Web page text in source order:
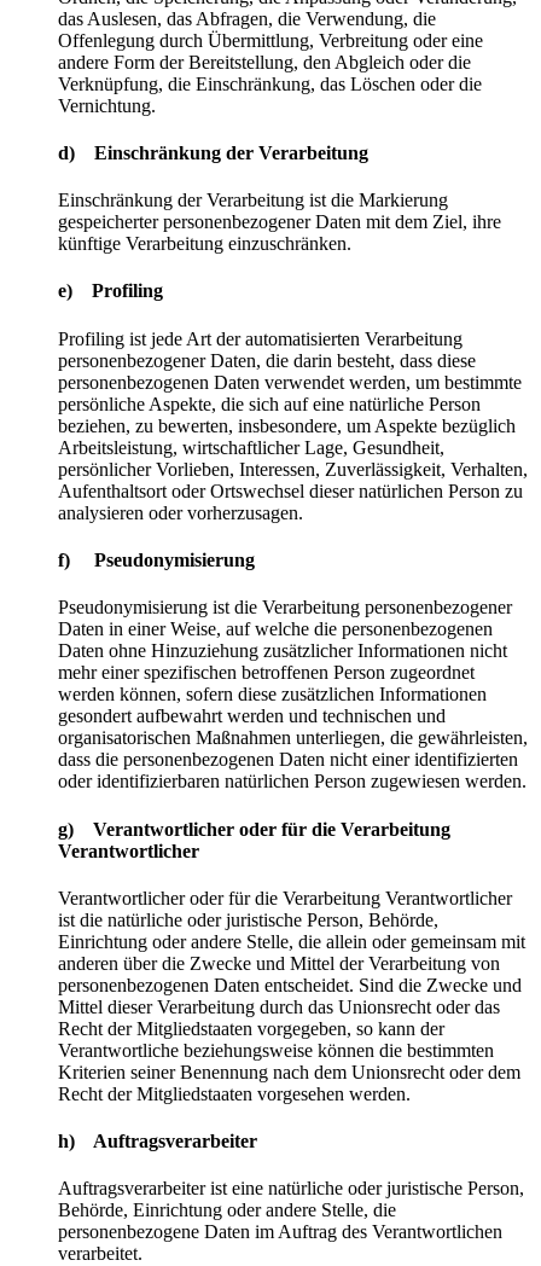
das Auslesen, das Abfragen, die Verwendung, die
Offenlegung durch Übermittlung, Verbreitung oder eine
andere Form der Bereitstellung, den Abgleich oder die
Verknüpfung, die Einschränkung, das Löschen oder die
Vernichtung.
d) Einschränkung der Verarbeitung
Einschränkung der Verarbeitung ist die Markierung
gespeicherter personenbezogener Daten mit dem Ziel, ihre
künftige Verarbeitung einzuschränken.
e) Profiling
Profiling ist jede Art der automatisierten Verarbeitung
personenbezogener Daten, die darin besteht, dass diese
personenbezogenen Daten verwendet werden, um bestimmte
persönliche Aspekte, die sich auf eine natürliche Person
beziehen, zu bewerten, insbesondere, um Aspekte bezüglich
Arbeitsleistung, wirtschaftlicher Lage, Gesundheit,
persönlicher Vorlieben, Interessen, Zuverlässigkeit, Verhalten,
Aufenthaltsort oder Ortswechsel dieser natürlichen Person zu
analysieren oder vorherzusagen.
f) Pseudonymisierung
Pseudonymisierung ist die Verarbeitung personenbezogener
Daten in einer Weise, auf welche die personenbezogenen
Daten ohne Hinzuziehung zusätzlicher Informationen nicht
mehr einer spezifischen betroffenen Person zugeordnet
werden können, sofern diese zusätzlichen Informationen
gesondert aufbewahrt werden und technischen und
organisatorischen Maßnahmen unterliegen, die gewährleisten,
dass die personenbezogenen Daten nicht einer identifizierten
oder identifizierbaren natürlichen Person zugewiesen werden.
g) Verantwortlicher oder für die Verarbeitung
Verantwortlicher
Verantwortlicher oder für die Verarbeitung Verantwortlicher
ist die natürliche oder juristische Person, Behörde,
Einrichtung oder andere Stelle, die allein oder gemeinsam mit
anderen über die Zwecke und Mittel der Verarbeitung von
personenbezogenen Daten entscheidet. Sind die Zwecke und
Mittel dieser Verarbeitung durch das Unionsrecht oder das
Recht der Mitgliedstaaten vorgegeben, so kann der
Verantwortliche beziehungsweise können die bestimmten
Kriterien seiner Benennung nach dem Unionsrecht oder dem
Recht der Mitgliedstaaten vorgesehen werden.
h) Auftragsverarbeiter
Auftragsverarbeiter ist eine natürliche oder juristische Person,
Behörde, Einrichtung oder andere Stelle, die
personenbezogene Daten im Auftrag des Verantwortlichen
verarbeitet.